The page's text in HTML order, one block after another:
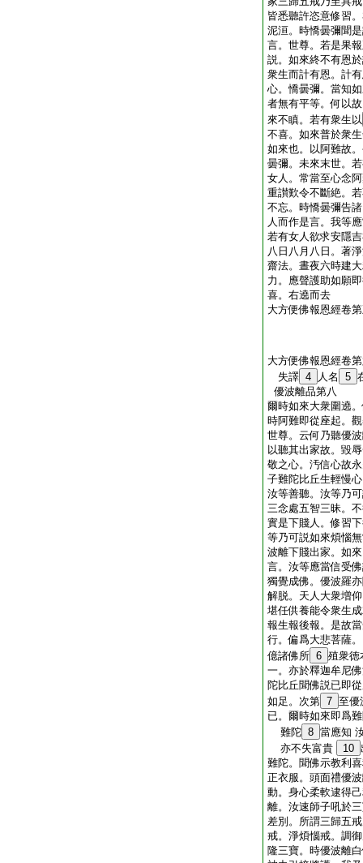
皆悉聽許恣意修習
泥洹。時憍曇彌聞
言。世尊。若是果
説。如來終不有恩
衆生而計有恩。計
心。憍曇彌。當知
者無有平等。何以
來不瞋。若有衆生以
不喜。如來普於衆
如來也。以阿難故
曇彌。未來末世。
女人。常當至心念
重讃歎令不斷絶。
不忘。時憍曇彌告
人而作是言。我等
若有女人欲求安隱
八日八月八日。著
齋法。晝夜六時建
力。應聲護助如願
喜。右遶而去
大方便佛報恩經卷
大方便佛報恩經卷
失譯 4 人名 5
優波離品第八
爾時如來大衆圍遶
時阿難即從座起。
世尊。云何乃聽優
以聽其出家故。毀
敬之心。汚信心故
子難陀比丘生輕慢
汝等善聽。汝等乃
三念處五智三昧。
實是下賤人。修習
等乃可説如來煩惱
波離下賤出家。如
言。汝等應當信受
獨覺成佛。優波羅
解脱。天人大衆増
堪任供養能令衆生
報生報後報。是故
行。偏爲大悲菩薩
億諸佛所 6 殖衆徳
一。亦於釋迦牟尼
陀比丘聞佛説已即
如足。次第 7 至優
已。爾時如來即爲
難陀 8 當應知
亦不失富貴
10
難陀。聞佛示教利
正衣服。頭面禮優
動。身心柔軟逮得
離。汝速師子吼於
差別。所謂三歸五
戒。淨煩惱戒。調
隆三寶。時優波離